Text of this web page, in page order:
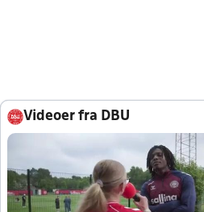
Videoer fra DBU